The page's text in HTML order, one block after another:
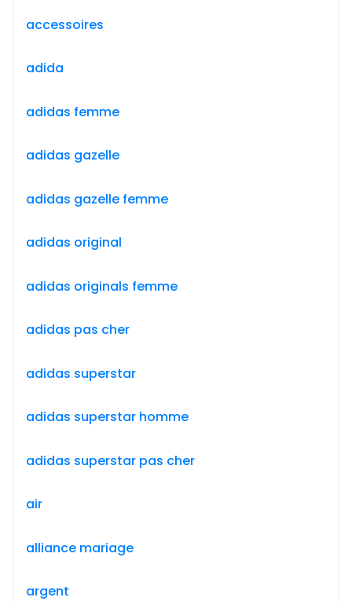
accessoires
adida
adidas femme
adidas gazelle
adidas gazelle femme
adidas original
adidas originals femme
adidas pas cher
adidas superstar
adidas superstar homme
adidas superstar pas cher
air
alliance mariage
argent